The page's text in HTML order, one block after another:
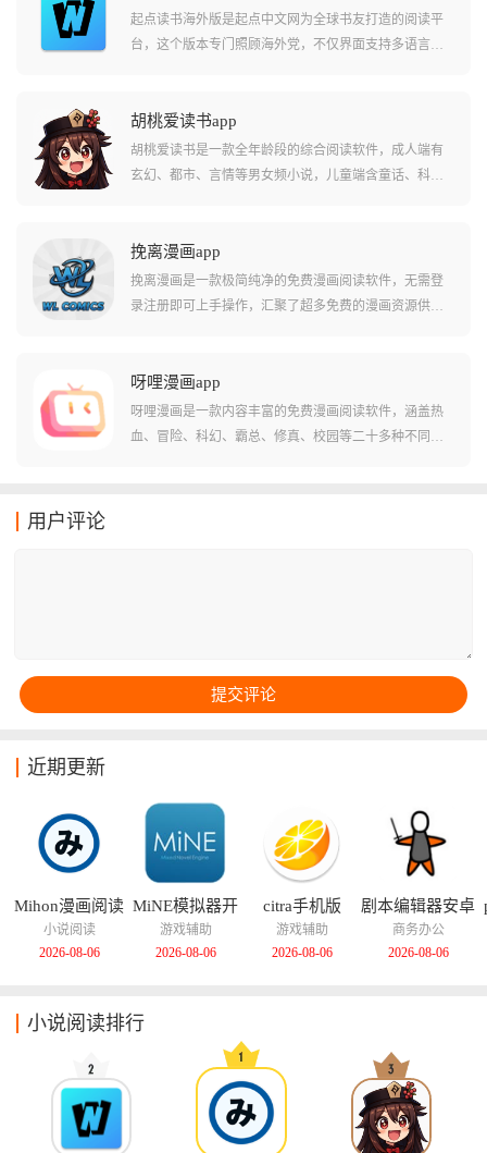
起点读书海外版是起点中文网为全球书友打造的阅读平
台，这个版本专门照顾海外党，不仅界面支持多语言，
随地沉浸在东方的小说世界里。
胡桃爱读书app
胡桃爱读书是一款全年龄段的综合阅读软件，成人端有
玄幻、都市、言情等男女频小说，儿童端含童话、科
模式，闭眼也能继续剧情，适合通勤或视力疲劳时使
用。平台汇聚了老福特、UC、番茄、七猫、掌心雷等众
多主流平台的小说资源，聚合一千加书源引擎，搜索时
闪退或章节错乱的情况，为用户带去最优质的阅读体
挽离漫画app
挽离漫画是一款极简纯净的免费漫画阅读软件，无需登
录注册即可上手操作，汇聚了超多免费的漫画资源供大
在内，会及时推出最新章节，能直接搜索想看的漫画，
在线自定义阅读。软件所有漫画都是高清全彩画质，阅
读过程能随意切换章节、翻页方式、背景样式等，从启
呀哩漫画app
呀哩漫画是一款内容丰富的免费漫画阅读软件，涵盖热
血、冒险、科幻、霸总、修真、校园等二十多种不同类
用户评论
近期更新
Mihon漫画阅读
器
小说阅读
2026-08-06
MiNE模拟器开
源版
游戏辅助
2026-08-06
citra手机版
游戏辅助
2026-08-06
剧本编辑器安卓
版
商务办公
2026-08-06
小说阅读排行